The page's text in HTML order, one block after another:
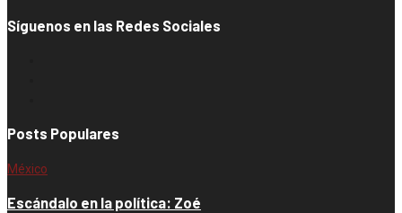
Síguenos en las Redes Sociales
Posts Populares
México
Escándalo en la política: Zoé